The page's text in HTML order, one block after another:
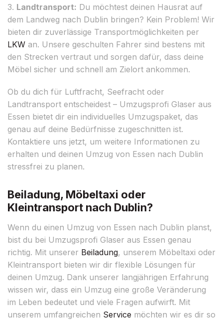
3. Landtransport: Du möchtest deinen Hausrat auf
dem Landweg nach Dublin bringen? Kein Problem! Wir
bieten dir zuverlässige Transportmöglichkeiten per
LKW an. Unsere geschulten Fahrer sind bestens mit
den Strecken vertraut und sorgen dafür, dass deine
Möbel sicher und schnell am Zielort ankommen.
Ob du dich für Luftfracht, Seefracht oder
Landtransport entscheidest – Umzugsprofi Glaser aus
Essen bietet dir ein individuelles Umzugspaket, das
genau auf deine Bedürfnisse zugeschnitten ist.
Kontaktiere uns jetzt, um weitere Informationen zu
erhalten und deinen Umzug von Essen nach Dublin
stressfrei zu planen.
Beiladung, Möbeltaxi oder
Kleintransport nach Dublin?
Wenn du einen Umzug von Essen nach Dublin planst,
bist du bei Umzugsprofi Glaser aus Essen genau
richtig. Mit unserer Beiladung, unserem Möbeltaxi oder
Kleintransport bieten wir dir flexible Lösungen für
deinen Umzug. Dank unserer langjährigen Erfahrung
wissen wir, dass ein Umzug eine große Veränderung
im Leben bedeutet und viele Fragen aufwirft. Mit
unserem umfangreichen Service möchten wir es dir so